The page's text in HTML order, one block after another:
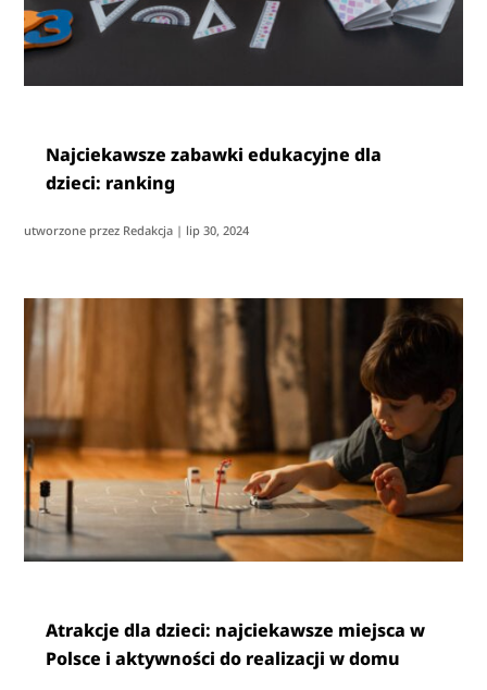
Najciekawsze zabawki edukacyjne dla
dzieci: ranking
utworzone przez Redakcja | lip 30, 2024
Atrakcje dla dzieci: najciekawsze miejsca w
Polsce i aktywności do realizacji w domu